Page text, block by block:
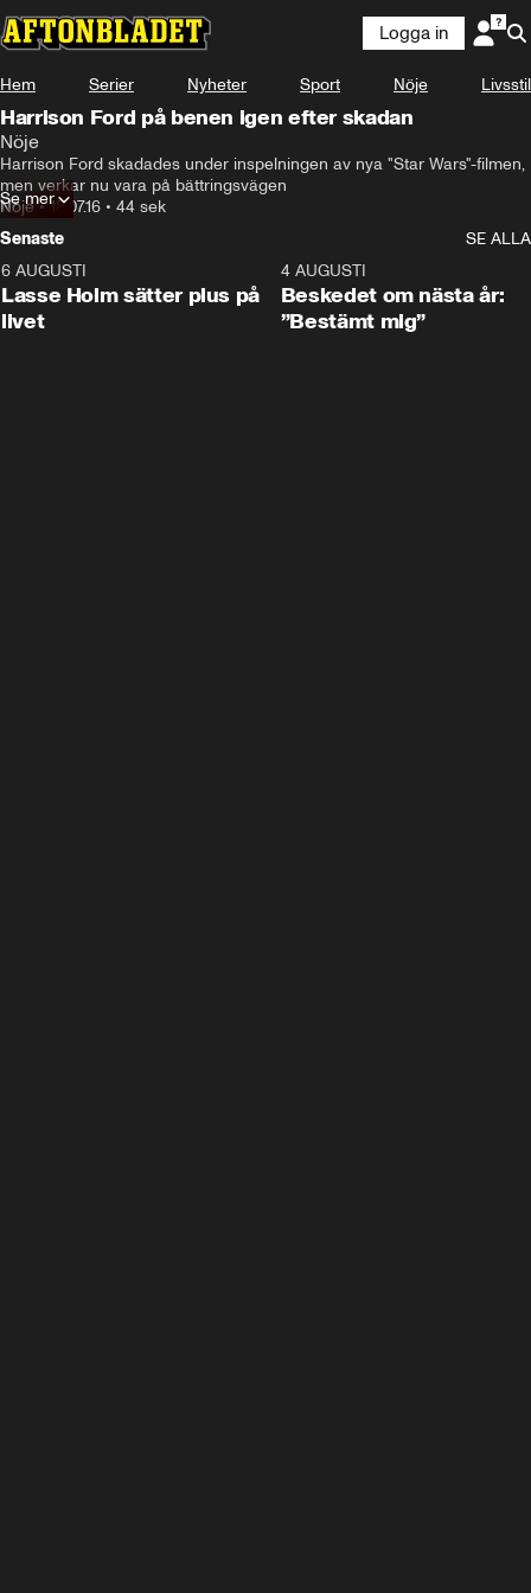
Logga in
Hem Serier Nyheter Sport Nöje Livsstil
Harrison Ford på benen igen efter skadan
Nöje
Harrison Ford skadades under inspelningen av nya "Star Wars"-filmen,
men verkar nu vara på bättringsvägen
Nöje•18.07.16 • 44 sek
Se mer
Senaste
SE ALLA
6 AUGUSTI
Lasse Holm sätter plus på
livet
4 AUGUSTI
Beskedet om nästa år:
”Bestämt mig”